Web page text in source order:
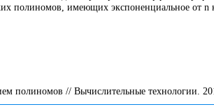
полиномов, имеющих экспоненциальное от n
полиномов // Вычислительные технологии.